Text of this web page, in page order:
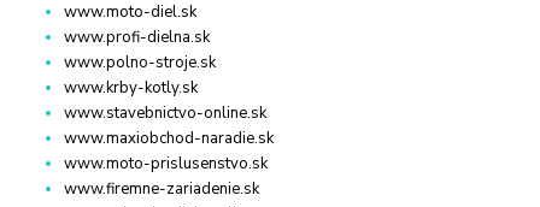
www.moto-diel.sk
www.profi-dielna.sk
www.polno-stroje.sk
www.krby-kotly.sk
www.stavebnictvo-online.sk
www.maxiobchod-naradie.sk
www.moto-prislusenstvo.sk
www.firemne-zariadenie.sk